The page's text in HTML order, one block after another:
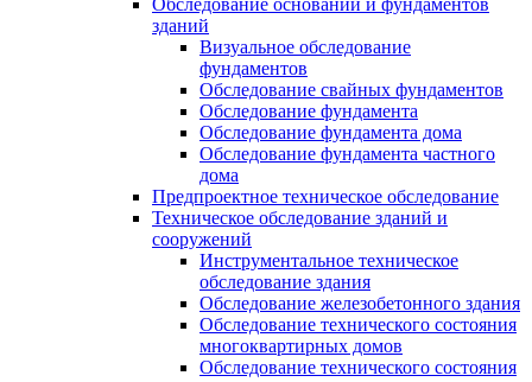
зданий
Визуальное обследование
фундаментов
Обследование свайных фундаментов
Обследование фундамента
Обследование фундамента дома
Обследование фундамента частного
дома
Предпроектное техническое обследование
Техническое обследование зданий и
сооружений
Инструментальное техническое
обследование здания
Обследование железобетонного здания
Обследование технического состояния
многоквартирных домов
Обследование технического состояния